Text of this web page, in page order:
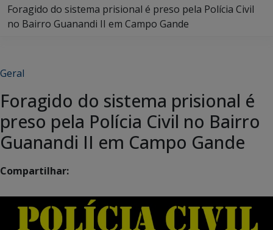
Foragido do sistema prisional é preso pela Polícia Civil
no Bairro Guanandi II em Campo Gande
Geral
Foragido do sistema prisional é
preso pela Polícia Civil no Bairro
Guanandi II em Campo Gande
Compartilhar: